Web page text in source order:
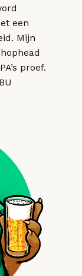
een
Mijn
proef.